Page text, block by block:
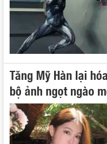
Tăng Mỹ Hàn lại
bộ ảnh ngọt ngào